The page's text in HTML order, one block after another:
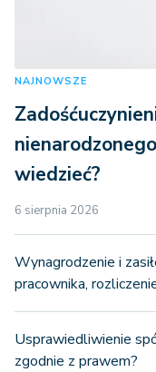
NAJNOWSZE
wiedzieć?
6 sierpnia 2026
Wynagrodzenie i
pracownika,
Usprawiedliwienie
zgodnie z prawem?